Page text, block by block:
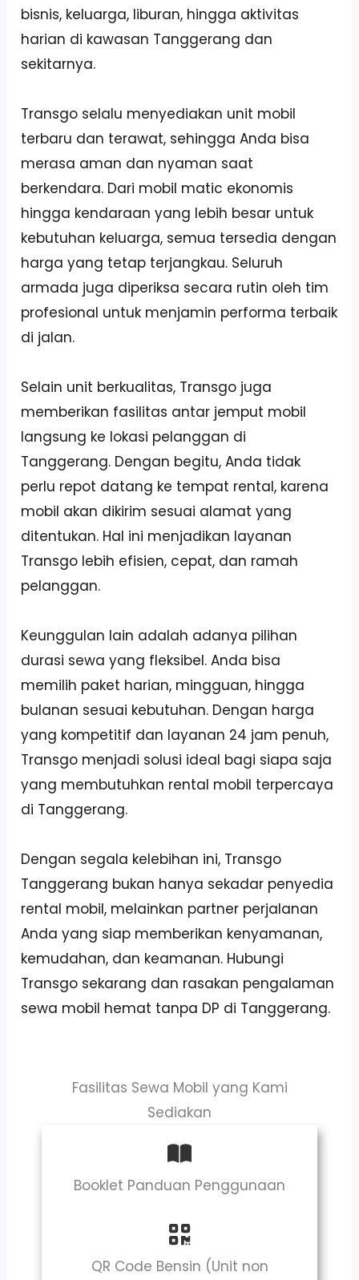
bisnis, keluarga, liburan, hingga aktivitas
harian di kawasan Tanggerang dan
sekitarnya.
Transgo selalu menyediakan unit mobil
terbaru dan terawat, sehingga Anda bisa
merasa aman dan nyaman saat
berkendara. Dari mobil matic ekonomis
hingga kendaraan yang lebih besar untuk
kebutuhan keluarga, semua tersedia dengan
harga yang tetap terjangkau. Seluruh
armada juga diperiksa secara rutin oleh tim
profesional untuk menjamin performa terbaik
di jalan.
Selain unit berkualitas, Transgo juga
memberikan fasilitas antar jemput mobil
langsung ke lokasi pelanggan di
Tanggerang. Dengan begitu, Anda tidak
perlu repot datang ke tempat rental, karena
mobil akan dikirim sesuai alamat yang
ditentukan. Hal ini menjadikan layanan
Transgo lebih efisien, cepat, dan ramah
pelanggan.
Keunggulan lain adalah adanya pilihan
durasi sewa yang fleksibel. Anda bisa
memilih paket harian, mingguan, hingga
bulanan sesuai kebutuhan. Dengan harga
yang kompetitif dan layanan 24 jam penuh,
Transgo menjadi solusi ideal bagi siapa saja
yang membutuhkan rental mobil terpercaya
di Tanggerang.
Dengan segala kelebihan ini, Transgo
Tanggerang bukan hanya sekadar penyedia
rental mobil, melainkan partner perjalanan
Anda yang siap memberikan kenyamanan,
kemudahan, dan keamanan. Hubungi
Transgo sekarang dan rasakan pengalaman
sewa mobil hemat tanpa DP di Tanggerang.
Fasilitas Sewa Mobil yang Kami
Sediakan
Booklet Panduan Penggunaan
QR Code Bensin (Unit non